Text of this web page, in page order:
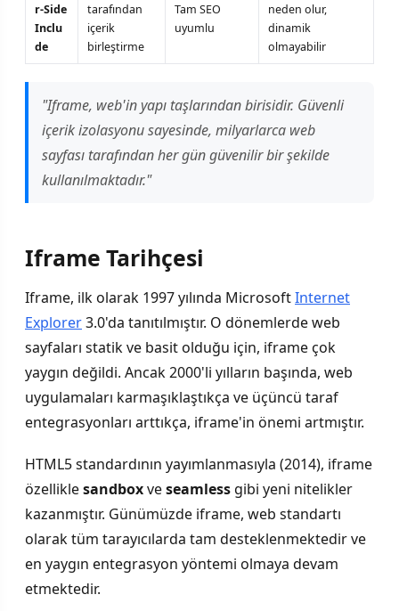
r-Side
Inclu
de
tarafından
içerik
birleştirme
Tam SEO
uyumlu
neden olur,
dinamik
olmayabilir
"Iframe, web'in yapı taşlarından birisidir. Güvenli
içerik izolasyonu sayesinde, milyarlarca web
sayfası tarafından her gün güvenilir bir şekilde
kullanılmaktadır."
Iframe Tarihçesi
Iframe, ilk olarak 1997 yılında MicrosoftInternet
Explorer3.0'da tanıtılmıştır. O dönemlerde web
sayfaları statik ve basit olduğu için, iframe çok
yaygın değildi. Ancak 2000'li yılların başında, web
uygulamaları karmaşıklaştıkça ve üçüncü taraf
entegrasyonları arttıkça, iframe'in önemi artmıştır.
HTML5 standardının yayımlanmasıyla (2014), iframe
özelliklesandboxveseamless gibi yeni nitelikler
kazanmıştır. Günümüzde iframe, web standartı
olarak tüm tarayıcılarda tam desteklenmektedir ve
en yaygın entegrasyon yöntemi olmaya devam
etmektedir.